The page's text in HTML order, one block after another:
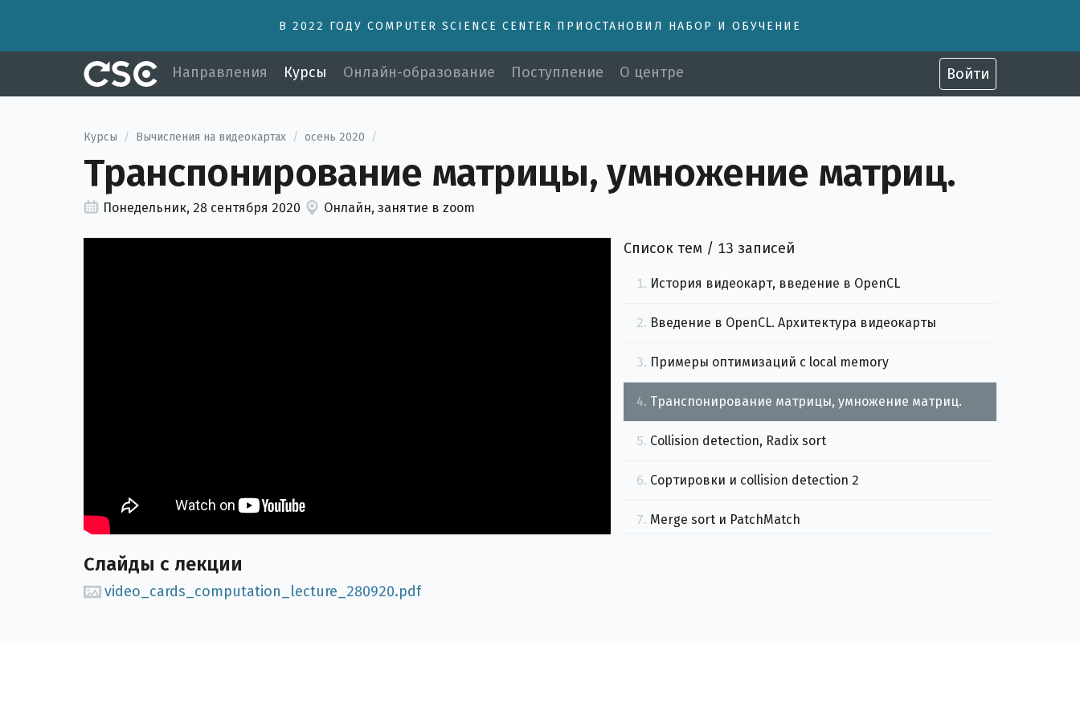
В 2022 ГОДУ COMPUTER SCIENCE CENTER ПРИОСТАНОВИЛ НАБОР И ОБУЧЕНИЕ
Направления Курсы Онлайн-образование Поступление О центре Войти
Курсы / Вычисления на видеокартах / осень 2020 /
Транспонирование матрицы, умножение матриц.
Понедельник, 28 сентября 2020 Онлайн, занятие в zoom
Список тем / 13 записей
1. История видеокарт, введение в OpenCL
2. Введение в OpenCL. Архитектура видеокарты
3. Примеры оптимизаций с local memory
4. Транспонирование матрицы, умножение матриц.
5. Collision detection, Radix sort
6. Сортировки и collision detection 2
7. Merge sort и PatchMatch
Слайды с лекции
video_cards_computation_lecture_280920.pdf